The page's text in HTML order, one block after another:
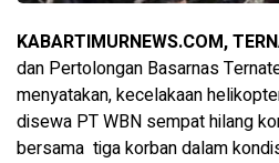
KABARTIMURNEWS.COM,
dan Pertolongan Basarnas
menyatakan, kecelakaan
disewa PT WBN sempat hilang
bersama tiga korban dalam